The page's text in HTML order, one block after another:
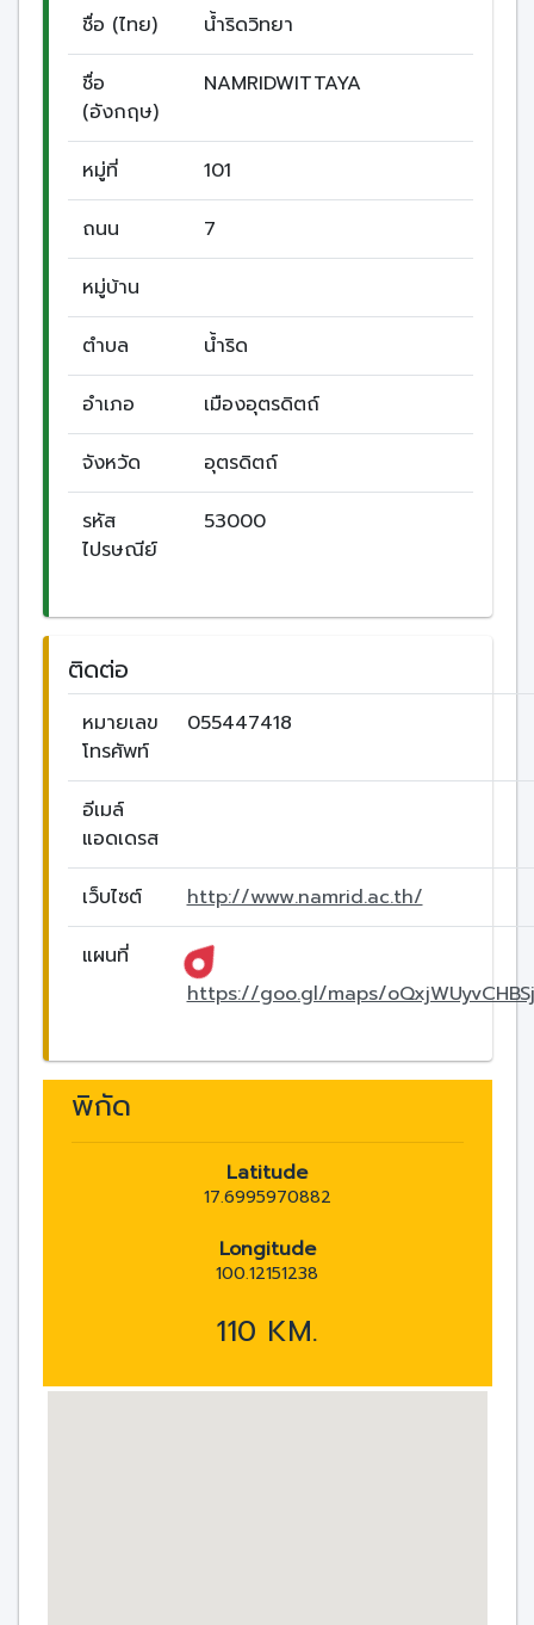
ชื่อ (ไทย) น้ำริดวิทยา
ชื่อ
(อังกฤษ)
NAMRIDWITTAYA
หมู่ที่ 101
ถนน 7
หมู่บ้าน
ตำบล น้ำริด
อำเภอ เมืองอุตรดิตถ์
จังหวัด อุตรดิตถ์
รหัส
ไปรษณีย์
53000
ติดต่อ
หมายเลข
โทรศัพท์
055447418
อีเมล์
แอดเดรส
เว็บไซต์ http://www.namrid.ac.th/
แผนที่
https://goo.gl/maps/
พิกัด
Latitude
17.6995970882
Longitude
100.12151238
110 KM.